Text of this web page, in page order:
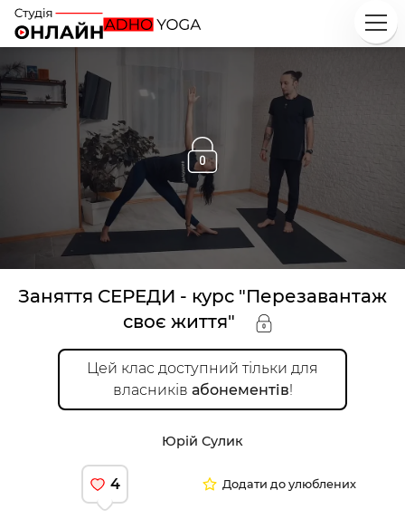
Заняття СЕРЕДИ - курс "Перезавантаж
своє життя"
Цей клас доступний тільки для
власників абонементів!
Юрій Сулик
4 Додати до улюблених